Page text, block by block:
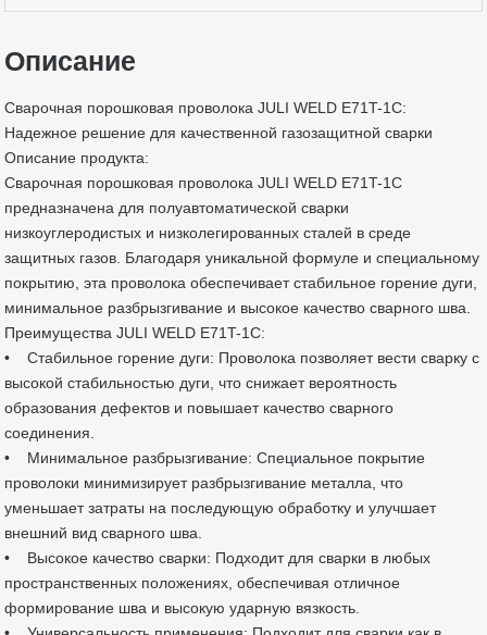
Описание
Сварочная порошковая проволока JULI WELD E71T-1C:
Надежное решение для качественной газозащитной сварки
Описание продукта:
Сварочная порошковая проволока JULI WELD E71T-1C
предназначена для полуавтоматической сварки
низкоуглеродистых и низколегированных сталей в среде
защитных газов. Благодаря уникальной формуле и специальному
покрытию, эта проволока обеспечивает стабильное горение дуги,
минимальное разбрызгивание и высокое качество сварного шва.
Преимущества JULI WELD E71T-1C:
• Стабильное горение дуги: Проволока позволяет вести сварку с
высокой стабильностью дуги, что снижает вероятность
образования дефектов и повышает качество сварного
соединения.
• Минимальное разбрызгивание: Специальное покрытие
проволоки минимизирует разбрызгивание металла, что
уменьшает затраты на последующую обработку и улучшает
внешний вид сварного шва.
• Высокое качество сварки: Подходит для сварки в любых
пространственных положениях, обеспечивая отличное
формирование шва и высокую ударную вязкость.